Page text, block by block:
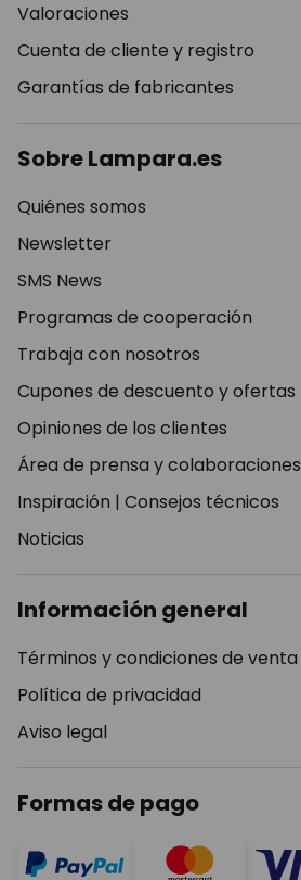
Valoraciones
Cuenta de cliente y registro
Garantías de fabricantes
Sobre Lampara.es
Quiénes somos
Newsletter
SMS News
Programas de cooperación
Trabaja con nosotros
Cupones de descuento y ofertas
Opiniones de los clientes
Área de prensa y colaboraciones
Inspiración | Consejos técnicos
Noticias
Información general
Términos y condiciones de venta
Política de privacidad
Aviso legal
Formas de pago